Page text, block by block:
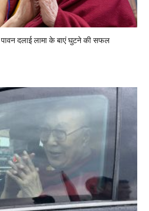
दलाई लामा के बाएं घुटने की सफल